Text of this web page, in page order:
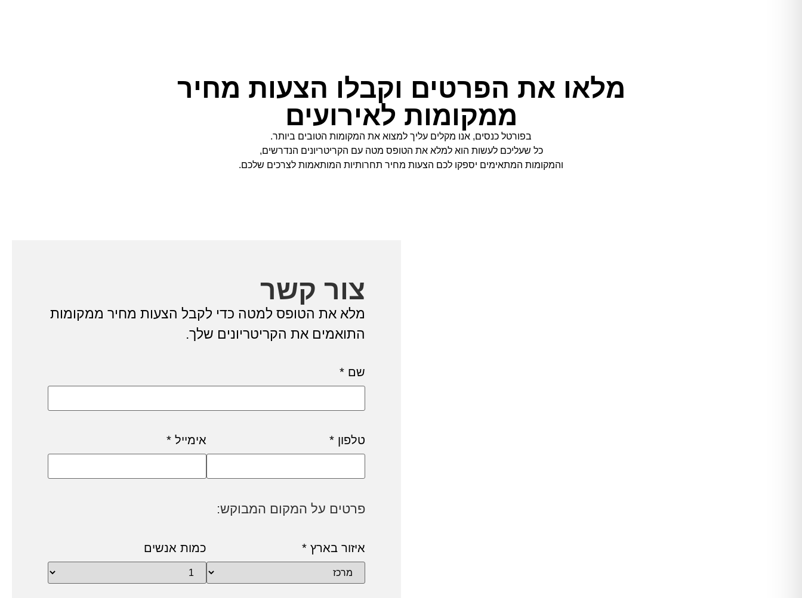
מלאו את הפרטים וקבלו הצעות מחיר
ממקומות לאירועים
בפורטל כנסים, אנו מקלים עליך למצוא את המקומות הטובים ביותר.
כל שעליכם לעשות הוא למלא את הטופס מטה עם הקריטריונים הנדרשים,
והמקומות המתאימים יספקו לכם הצעות מחיר תחרותיות המותאמות לצרכים שלכם.
צור קשר
מלא את הטופס למטה כדי לקבל הצעות מחיר ממקומות
התואמים את הקריטריונים שלך.
שם *
טלפון * אימייל *
פרטים על המקום המבוקש:
איזור בארץ * כמות אנשים